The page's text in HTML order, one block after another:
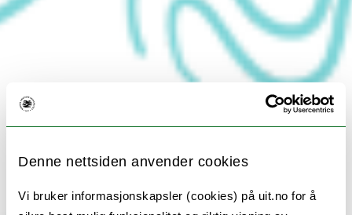
Denne nettsiden anvender cookies
Vi bruker informasjonskapsler (cookies) på uit.no for å